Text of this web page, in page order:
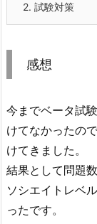
2. 試験対策
感想
今までベータ試
けてなかったの
けてきました。
結果として問題
ソシエイトレベ
ったです。